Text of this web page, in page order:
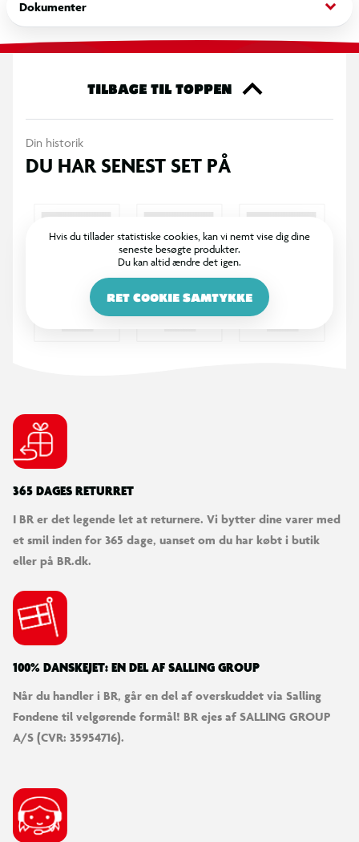
Dokumenter keyboard_arrow_down
TILBAGE TIL TOPPEN
Din historik
DU HAR SENEST SET PÅ
Hvis du tillader statistiske cookies, kan vi nemt vise dig dine
seneste besøgte produkter.
Du kan altid ændre det igen.
RET COOKIE SAMTYKKE
365 DAGES RETURRET
I BR er det legende let at returnere. Vi bytter dine varer med
et smil inden for 365 dage, uanset om du har købt i butik
eller på BR.dk.
100% DANSKEJET: EN DEL AF SALLING GROUP
Når du handler i BR, går en del af overskuddet via Salling
Fondene til velgørende formål! BR ejes af SALLING GROUP
A/S (CVR: 35954716).